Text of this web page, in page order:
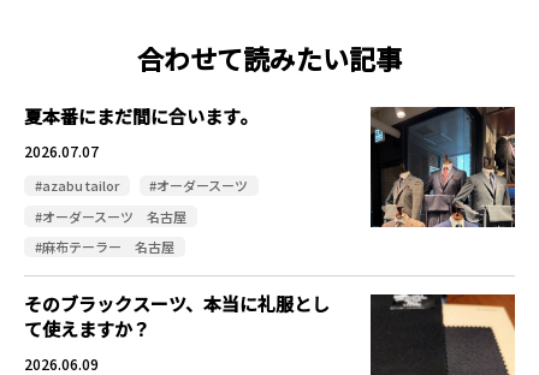
合わせて読みたい記事
夏本番にまだ間に合います。
2026.07.07
#azabu tailor
#オーダースーツ
#オーダースーツ 名古屋
#麻布テーラー 名古屋
そのブラックスーツ、本当に礼服とし
て使えますか？
2026.06.09